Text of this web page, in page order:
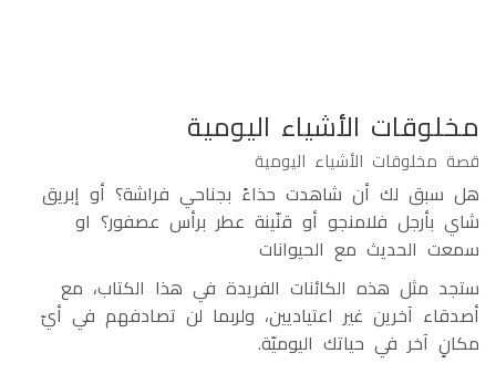
مخلوقات الأشياء اليومية
قصة مخلوقات الأشياء اليومية
هل سبق لك أن شاهدت حذاءً بجناحي فراشة؟ أو إبريق
شاي بأرجل فلامنجو أو قنّينة عطر برأس عصفور؟ او
سمعت الحديث مع الحيوانات
ستجد مثل هذه الكائنات الفريدة في هذا الكتاب، مع
أصدقاء آخرين غير اعتياديين، ولربما لن تصادفهم في أيّ
مكانٍ آخر في حياتك اليوميّة.